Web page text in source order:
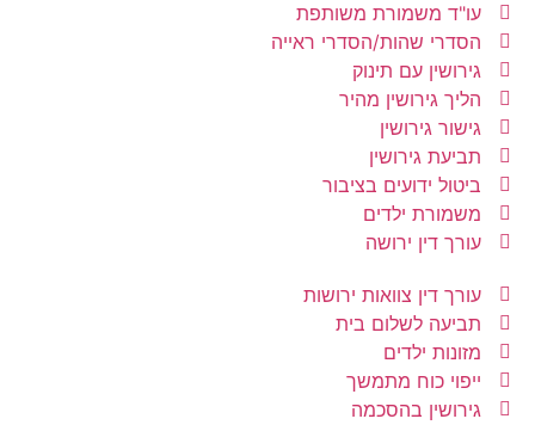
עו"ד משמורת משותפת
הסדרי שהות/הסדרי ראייה
גירושין עם תינוק
הליך גירושין מהיר
גישור גירושין
תביעת גירושין
ביטול ידועים בציבור
משמורת ילדים
עורך דין ירושה
עורך דין צוואות ירושות
תביעה לשלום בית
מזונות ילדים
ייפוי כוח מתמשך
גירושין בהסכמה